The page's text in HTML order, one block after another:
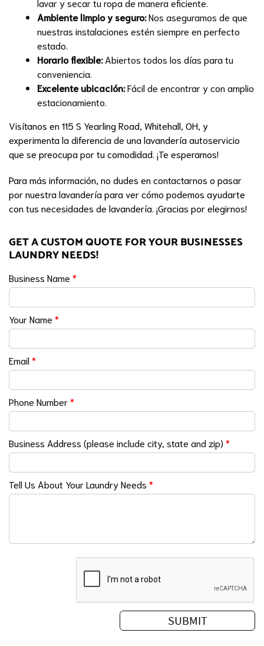
Ambiente limpio y seguro:Nos aseguramos de que
nuestras instalaciones estén siempre en perfecto
estado.
Horario flexible:Abiertos todos los días para tu
conveniencia.
Excelente ubicación:Fácil de encontrar y con amplio
estacionamiento.
Visítanos en 115 S Yearling Road, Whitehall, OH, y
experimenta la diferencia de una lavandería autoservicio
que se preocupa por tu comodidad. ¡Te esperamos!
Para más información, no dudes en contactarnos o pasar
por nuestra lavandería para ver cómo podemos ayudarte
con tus necesidades de lavandería. ¡Gracias por elegirnos!
GET A CUSTOM QUOTE FOR YOUR BUSINESSES
LAUNDRY NEEDS!
Business Name *
Your Name *
Email*
Phone Number*
Business Address (please include city, state and zip) *
Tell Us About Your Laundry Needs *